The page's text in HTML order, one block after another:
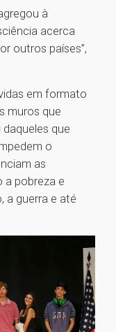
à
acerca
outros países”,
em formato
muros que
que
o
as
a pobreza e
a guerra e até